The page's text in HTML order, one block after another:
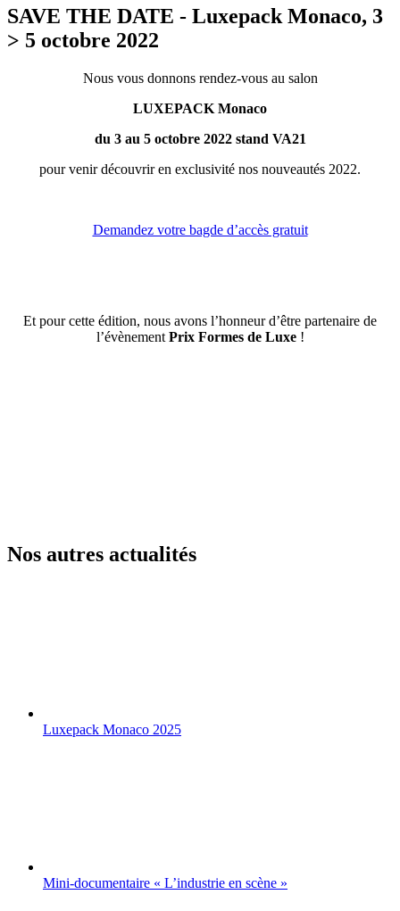
SAVE THE DATE - Luxepack Monaco, 3
> 5 octobre 2022
Nous vous donnons rendez-vous au salon
LUXEPACK Monaco
du 3 au 5 octobre 2022 stand VA21
pour venir découvrir en exclusivité nos nouveautés 2022.
Demandez votre bagde d’accès gratuit
Et pour cette édition, nous avons l’honneur d’être partenaire de
l’évènement Prix Formes de Luxe!
Nos autres actualités
Luxepack Monaco 2025
Mini-documentaire « L’industrie en scène »